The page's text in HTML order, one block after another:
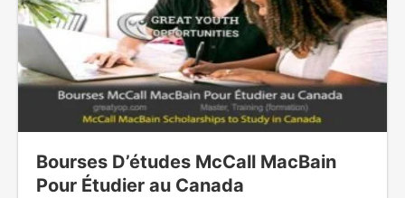
Bourses D’études McCall MacBain
Pour Étudier au Canada